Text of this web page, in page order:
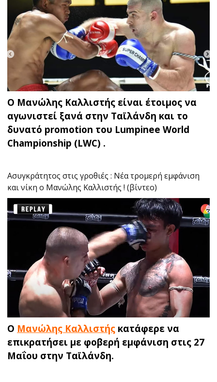
Ο Μανώλης Καλλιστής είναι έτοιμος να
αγωνιστεί ξανά στην Ταϊλάνδη και το
δυνατό promotion του Lumpinee World
Championship (LWC) .
Ασυγκράτητος στις γροθιές : Νέα τρομερή εμφάνιση
και νίκη ο Μανώλης Καλλιστής ! (βίντεο)
Ο Μανώλης Καλλιστής κατάφερε να
επικρατήσει με φοβερή εμφάνιση στις 27
Μαΐου στην Ταϊλάνδη.